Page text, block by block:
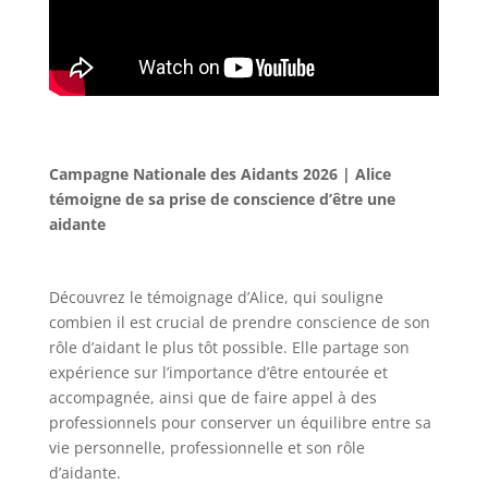
Campagne Nationale des Aidants 2026 | Alice
témoigne de sa prise de conscience d’être une
aidante
Découvrez le témoignage d’Alice, qui souligne
combien il est crucial de prendre conscience de son
rôle d’aidant le plus tôt possible. Elle partage son
expérience sur l’importance d’être entourée et
accompagnée, ainsi que de faire appel à des
professionnels pour conserver un équilibre entre sa
vie personnelle, professionnelle et son rôle
d’aidante.